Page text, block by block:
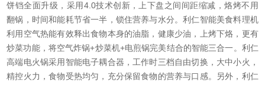
饼铛全面升级，采用4.0技术创新，上下盘之间间距缩减，烙烤不用
翻锅，时间和能耗节省一半，锁住营养与水分。利仁智能美食料理机
利用空气热能有效释出食物本身的油脂，健康少油，上烤下烙，更有
炒菜功能，将空气炸锅+炒菜机+电煎锅完美结合的智能三合一。利仁
高端电火锅采用智能电子耦合器，工作时三档自由切换，大中小火，
精控火力，食物受热均匀，充分保留食物的营养与口感。另外，利仁